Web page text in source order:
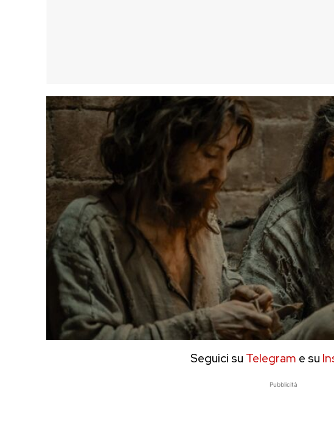
Seguici su Telegram e su
Pubblicità